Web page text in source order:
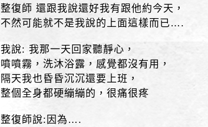
整復師 還跟我說還好我有跟他約今天，
不然可能就不是我說的上面這樣而已….
我說: 我那一天回家聽靜心，
噴噴霧，洗沐浴露，感覺都沒有用，
隔天我也昏昏沉沉還要上班，
整個全身都硬繃繃的，很痛很疼
整復師說:因為….